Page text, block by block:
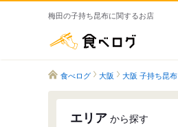
梅田の子持ち昆布に関するお店
食べログ 大阪 大阪 子持ち昆布
エリア から探す